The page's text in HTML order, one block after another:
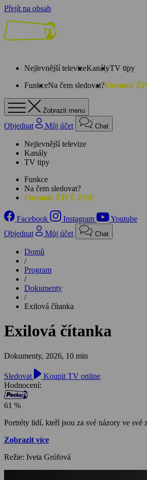
Přejít na obsah
Nejlevnější televizeKanályTV tipy
FunkceNa čem sledovat?Formule
Zobrazit menu
Objednat Můj účet Chat
Nejlevnější televize
Kanály
TV tipy
Funkce
Na čem sledovat?
Formule ŽIVĚ ZDE
Facebook Instagram
Youtube
Objednat
Můj účet Chat
Domů
/
Program
/
Dokumenty
/
Exilová čítanka
Exilová čítanka
Dokumenty, 2026, 10 min
Sledovat
Koupit TV online
Hodnocení:
61 %
Portréty lidí, kteří jsou za své názory ve své
Zobrazit více
Režie: Iveta Grófová